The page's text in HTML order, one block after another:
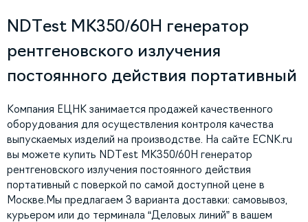
NDTest МК350/60Н генератор
рентгеновского излучения
постоянного действия портативный
Компания ЕЦНК занимается продажей качественного
оборудования для осуществления контроля качества
выпускаемых изделий на производстве. На сайте ECNK.ru
вы можете купить NDTest МК350/60Н генератор
рентгеновского излучения постоянного действия
портативный с поверкой по самой доступной цене в
Москве.Мы предлагаем 3 варианта доставки: самовывоз,
курьером или до терминала “Деловых линий” в вашем